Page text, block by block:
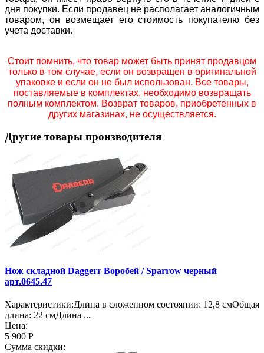
дня покупки. Если продавец не располагает аналогичным
товаром, он возмещает его стоимость покупателю без
учета доставки.
Стоит помнить, что товар может быть принят продавцом
только в том случае, если он возвращен в оригинальной
упаковке и если он не был использован. Все товары,
поставляемые в комплектах, необходимо возвращать
полным комплектом. Возврат товаров, приобретенных в
других магазинах, не осуществляется.
Другие товары производителя
Нож складной Daggerr Воробей / Sparrow черный
арт.0645.47
Характеристики:Длина в сложенном состоянии: 12,8 смОбщая
длина: 22 смДлина ...
Цена:
5 900 Р
Сумма скидки: